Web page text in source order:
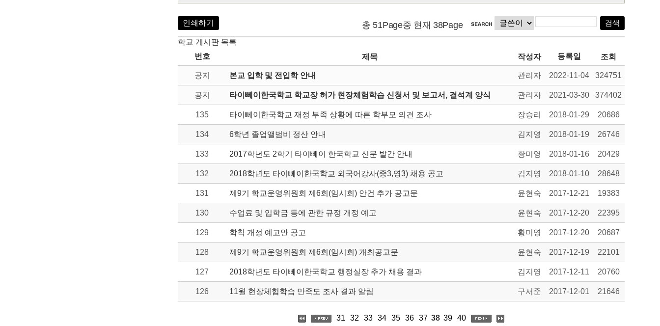
인쇄하기 총 51Page중 현재 38Page
학교 게시판 목록
번호
제목 작성자 등록일 조회
공지 본교 입학 및 전입학 안내 관리자 2022-11-04 324751
공지 타이뻬이한국학교 학교장 허가 현장체험학습 신청서 및 보고서, 결석계 양식 관리자 2021-03-30 374402
135 타이뻬이한국학교 재정 부족 상황에 따른 학부모 의견 조사 장승리 2018-01-29 20686
134 6학년 졸업앨범비 정산 안내 김지영 2018-01-19 26746
133 2017학년도 2학기 타이뻬이 한국학교 신문 발간 안내 황미영 2018-01-16 20429
132 2018학년도 타이뻬이한국학교 외국어강사(중3,영3) 채용 공고 김지영 2018-01-10 28648
131 제9기 학교운영위원회 제6회(임시회) 안건 추가 공고문 윤현숙 2017-12-21 19383
130 수업료 및 입학금 등에 관한 규정 개정 예고 윤현숙 2017-12-20 22395
129 학칙 개정 예고안 공고 황미영 2017-12-20 20687
128 제9기 학교운영위원회 제6회(임시회) 개최공고문 윤현숙 2017-12-19 22101
127 2018학년도 타이뻬이한국학교 행정실장 추가 채용 결과 김지영 2017-12-11 20760
126 11월 현장체험학습 만족도 조사 결과 알림 구서준 2017-12-01 21646
31 32 33 34 35 36 37 38 39 40